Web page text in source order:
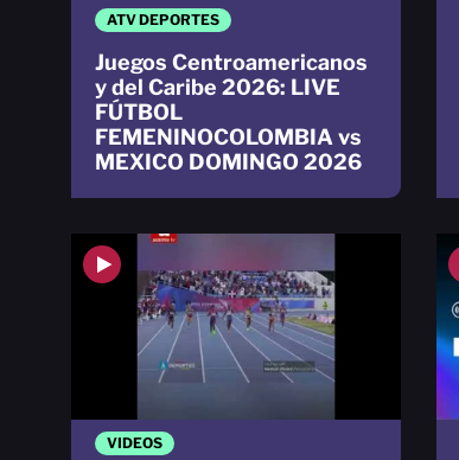
ATV DEPORTES
Juegos Centroamericanos
y del Caribe 2026: LIVE
FÚTBOL
FEMENINOCOLOMBIA vs
MEXICO DOMINGO 2026
VIDEOS